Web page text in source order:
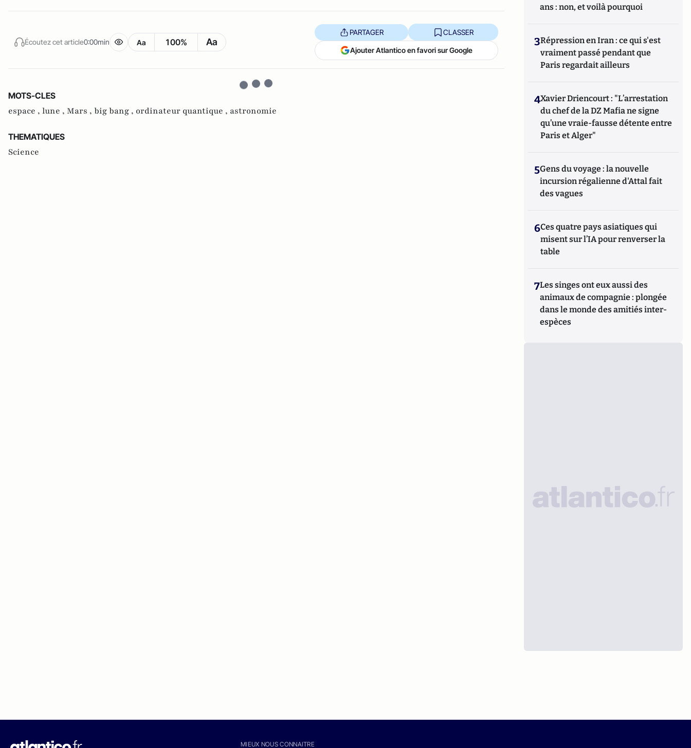
Écoutez cet article0:00min Aa 100% Aa
PARTAGER CLASSER
Ajouter Atlantico en favori sur Google
MOTS-CLES
espace , lune , Mars , big bang , ordinateur quantique , astronomie
THEMATIQUES
Science
ans : non, et voilà pourquoi
3Répression en Iran : ce qui s'est
vraiment passé pendant que
Paris regardait ailleurs
4Xavier Driencourt : "L’arrestation
du chef de la DZ Mafia ne signe
qu’une vraie-fausse détente entre
Paris et Alger"
5Gens du voyage : la nouvelle
incursion régalienne d'Attal fait
des vagues
6Ces quatre pays asiatiques qui
misent sur l’IA pour renverser la
table
7Les singes ont eux aussi des
animaux de compagnie : plongée
dans le monde des amitiés inter-
espèces
MIEUX NOUS CONNAITRE